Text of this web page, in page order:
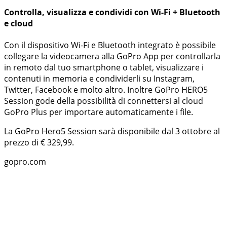
Controlla, visualizza e condividi con Wi-Fi + Bluetooth
e cloud
Con il dispositivo Wi-Fi e Bluetooth integrato è possibile
collegare la videocamera alla GoPro App per controllarla
in remoto dal tuo smartphone o tablet, visualizzare i
contenuti in memoria e condividerli su Instagram,
Twitter, Facebook e molto altro. Inoltre GoPro HERO5
Session gode della possibilità di connettersi al cloud
GoPro Plus per importare automaticamente i file.
La GoPro Hero5 Session sarà disponibile dal 3 ottobre al
prezzo di € 329,99.
gopro.com